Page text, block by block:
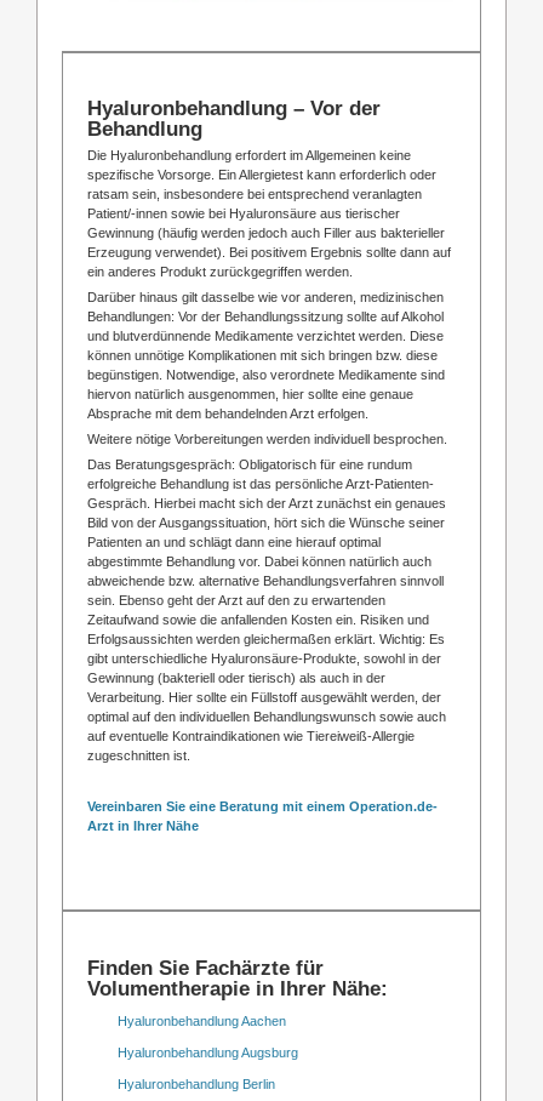
Hyaluronbehandlung – Vor der
Behandlung
Die Hyaluronbehandlung erfordert im Allgemeinen keine
spezifische Vorsorge. Ein Allergietest kann erforderlich oder
ratsam sein, insbesondere bei entsprechend veranlagten
Patient/-innen sowie bei Hyaluronsäure aus tierischer
Gewinnung (häufig werden jedoch auch Filler aus bakterieller
Erzeugung verwendet). Bei positivem Ergebnis sollte dann auf
ein anderes Produkt zurückgegriffen werden.
Darüber hinaus gilt dasselbe wie vor anderen, medizinischen
Behandlungen: Vor der Behandlungssitzung sollte auf Alkohol
und blutverdünnende Medikamente verzichtet werden. Diese
können unnötige Komplikationen mit sich bringen bzw. diese
begünstigen. Notwendige, also verordnete Medikamente sind
hiervon natürlich ausgenommen, hier sollte eine genaue
Absprache mit dem behandelnden Arzt erfolgen.
Weitere nötige Vorbereitungen werden individuell besprochen.
Das Beratungsgespräch: Obligatorisch für eine rundum
erfolgreiche Behandlung ist das persönliche Arzt-Patienten-
Gespräch. Hierbei macht sich der Arzt zunächst ein genaues
Bild von der Ausgangssituation, hört sich die Wünsche seiner
Patienten an und schlägt dann eine hierauf optimal
abgestimmte Behandlung vor. Dabei können natürlich auch
abweichende bzw. alternative Behandlungsverfahren sinnvoll
sein. Ebenso geht der Arzt auf den zu erwartenden
Zeitaufwand sowie die anfallenden Kosten ein. Risiken und
Erfolgsaussichten werden gleichermaßen erklärt. Wichtig: Es
gibt unterschiedliche Hyaluronsäure-Produkte, sowohl in der
Gewinnung (bakteriell oder tierisch) als auch in der
Verarbeitung. Hier sollte ein Füllstoff ausgewählt werden, der
optimal auf den individuellen Behandlungswunsch sowie auch
auf eventuelle Kontraindikationen wie Tiereiweiß-Allergie
zugeschnitten ist.
Vereinbaren Sie eine Beratung mit einem Operation.de-
Arzt in Ihrer Nähe
Finden Sie Fachärzte für
Volumentherapie in Ihrer Nähe:
Hyaluronbehandlung Aachen
Hyaluronbehandlung Augsburg
Hyaluronbehandlung Berlin